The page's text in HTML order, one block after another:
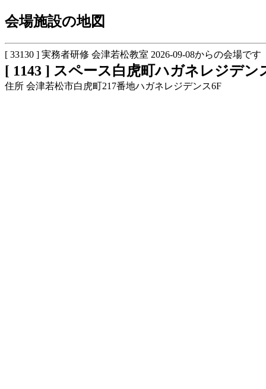
会場施設の地図
[ 33130 ] 実務者研修 会津若松教室 2026-09-08からの会場です
[ 1143 ] スペース白虎町ハガネレジデン
住所 会津若松市白虎町217番地ハガネレジデンス6F